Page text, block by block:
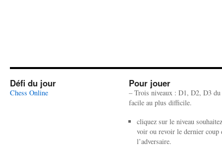
Défi du jour
Chess Online
Pour jouer
– Trois niveaux : D1, D2, D3
facile au plus difficile.
cliquez sur le niveau
voir ou revoir le dernier coup
l’adversaire.